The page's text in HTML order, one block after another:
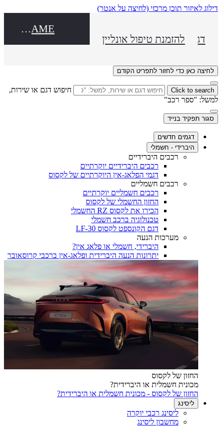
דילוג לאיזור תוכן מרכזי (לחיצה על אנטר)
דגמים חדשים
להזמנת טיפול אונליין
DEALER NAME
לחיצה כאן כדי לחזור לתפריט הקודם
Click to search
חיפוש דגם או שירות,
למשל: "ספר רכב"
סגור תפקיד בנייד
דגמים חדשים
היברידי - חשמלי
רכבים היברידיים
רכבים היברידיים יוקרתיים
דגמי הפלאג-אין היוקרתיים של לקסוס
רכבים חשמליים
רכבים חשמליים יוקרתיים
החזון החשמלי של לקסוס
הכירו את לקסוס RZ החשמלי
טכנולוגיה ברכב חשמלי
דגם הקונספט לקסוס LF-30
מערכות הנעה
היברידי, חשמלי או פלאג אין?
יתרונות הנעה היברידית ופלאג-אין ברכבי קרוסאובר
החזון של לקסוס
מכונית חשמלית או היברידית?
החזון של לקסוס - מכונית חשמלית או היברידית?
ליסינג
ליסינג רכבי יוקרה
מחשבון ליסינג